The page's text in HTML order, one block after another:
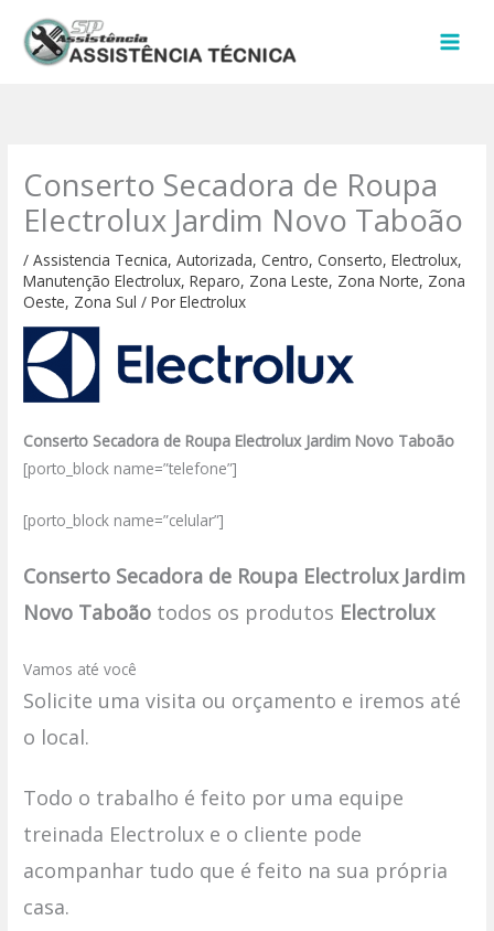
para
Conserto Secadora de Roupa
Electrolux Jardim Novo Taboão
/Assistencia Tecnica,Autorizada,Centro,Conserto,Electrolux,
Manutenção Electrolux,Reparo, Zona Leste, Zona Norte, Zona
Oeste, Zona Sul / PorElectrolux
Conserto Secadora de Roupa Electrolux Jardim Novo Taboão
[porto_block name=”telefone”]
[porto_block name=”celular”]
Conserto Secadora de Roupa Electrolux Jardim
Novo Taboão todos os produtos Electrolux
Vamos até você
Solicite uma visita ou orçamento e iremos até
o local.
Todo o trabalho é feito por uma equipe
treinada Electrolux e o cliente pode
acompanhar tudo que é feito na sua própria
casa.